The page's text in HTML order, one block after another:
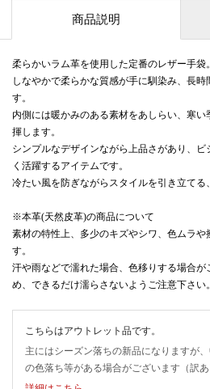
商品説明
柔らかいラム革を使用した定番のレザー手袋。
しなやかで柔らかな質感が手に馴染み、長時
す。
内側には暖かみのある素材をあしらい、寒
揮します。
シンプルなデザインながら上品さがあり、
く活躍するアイテムです。
冷たい風を防ぎながらスタイルを引き立てる
※本革(天然皮革)の商品について
素材の特性上、多少のキズやシワ、色ムラや
す。
汗や雨などで濡れた場合、色移りする場合
め、できるだけ濡らさないようご注意下さい。
こちらはアウトレット品です。
主にはシーズン落ちの新品になりますが
の色落ち等がある場合がございます（訳あ